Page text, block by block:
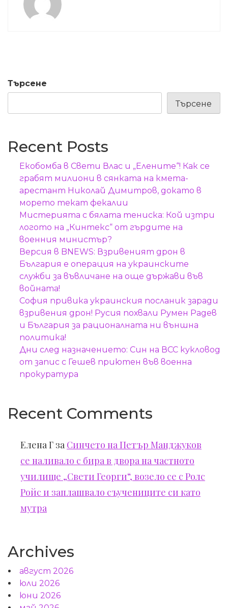
Търсене
Търсене
Recent Posts
Екобомба в Свети Влас и „Елените“! Как се
грабят милиони в сянката на кмета-
арестант Николай Димитров, докато в
морето текат фекалии
Мистерията с бялата тениска: Кой изтри
логото на „Кинтекс“ от гърдите на
военния министър?
Версия в BNEWS: Взривеният дрон в
България е операция на украинските
служби за въвличане на още държави във
войната!
София привика украинския посланик заради
взривения дрон! Русия похвали Румен Радев
и България за рационалната ни външна
политика!
Дни след назначението: Син на ВСС кукловод
от запис с Гешев приютен във военна
прокуратура
Recent Comments
Елена Г за Синчето на Петър Манджуков
се наливало с бира в двора на частното
училище „Свети Георги“, возело се с Ролс
Ройс и заплашвало съучениците си като
мутра
Archives
август 2026
юли 2026
юни 2026